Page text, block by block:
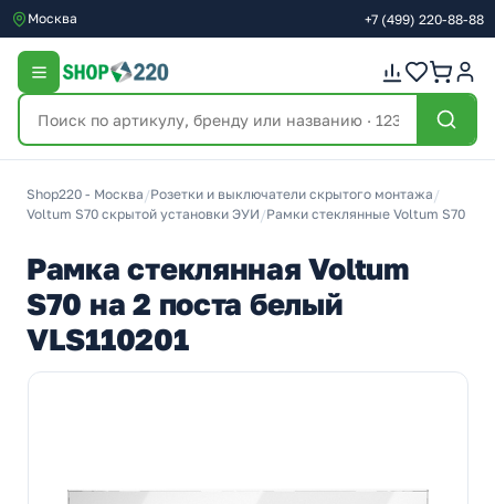
Москва +7 (499) 220-88-88
Shop220 - Москва /Розетки и выключатели скрытого монтажа /
Voltum S70 скрытой установки ЭУИ /Рамки стеклянные Voltum S70
Рамка стеклянная Voltum
S70 на 2 поста белый
VLS110201